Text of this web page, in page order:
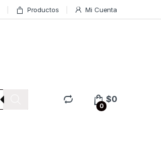
Productos Mi Cuenta
0
$0